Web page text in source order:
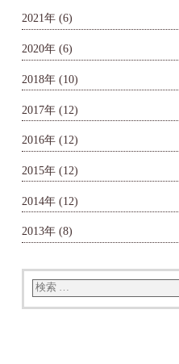
2021年 (6)
2020年 (6)
2018年 (10)
2017年 (12)
2016年 (12)
2015年 (12)
2014年 (12)
2013年 (8)